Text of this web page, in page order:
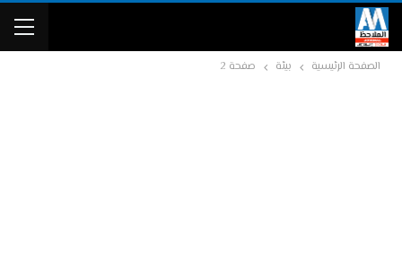
الصفحة الرئيسية بيئة صفحة 2